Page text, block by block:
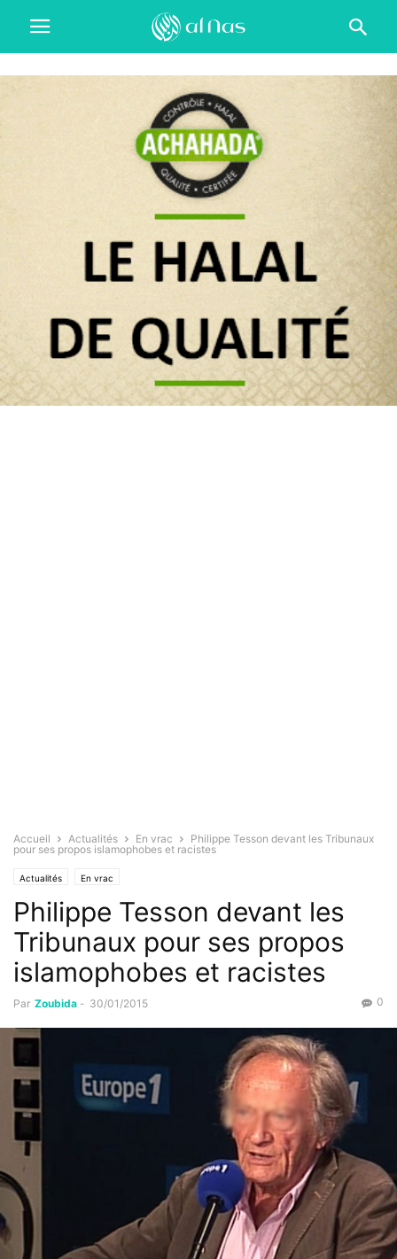
Accueil Actualités En vrac
Philippe Tesson devant les Tribunaux
pour ses propos islamophobes et racistes
Actualités En vrac
Philippe Tesson devant les
Tribunaux pour ses propos
islamophobes et racistes
Par Zoubida - 30/01/2015 0